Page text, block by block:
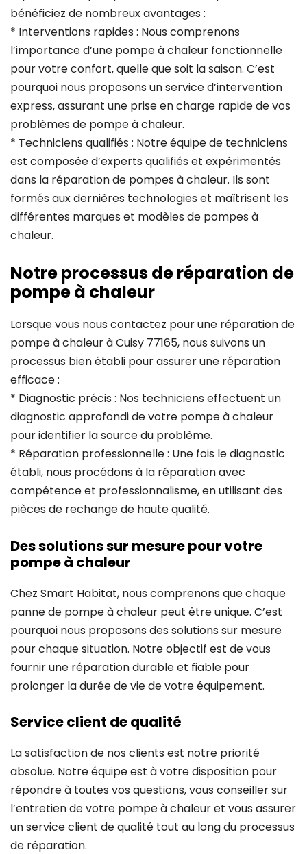
bénéficiez de nombreux avantages :
* Interventions rapides : Nous comprenons
l’importance d’une pompe à chaleur fonctionnelle
pour votre confort, quelle que soit la saison. C’est
pourquoi nous proposons un service d’intervention
express, assurant une prise en charge rapide de vos
problèmes de pompe à chaleur.
* Techniciens qualifiés : Notre équipe de techniciens
est composée d’experts qualifiés et expérimentés
dans la réparation de pompes à chaleur. Ils sont
formés aux dernières technologies et maîtrisent les
différentes marques et modèles de pompes à
chaleur.
Notre processus de réparation de
pompe à chaleur
Lorsque vous nous contactez pour une réparation de
pompe à chaleur à Cuisy 77165, nous suivons un
processus bien établi pour assurer une réparation
efficace :
* Diagnostic précis : Nos techniciens effectuent un
diagnostic approfondi de votre pompe à chaleur
pour identifier la source du problème.
* Réparation professionnelle : Une fois le diagnostic
établi, nous procédons à la réparation avec
compétence et professionnalisme, en utilisant des
pièces de rechange de haute qualité.
Des solutions sur mesure pour votre
pompe à chaleur
Chez Smart Habitat, nous comprenons que chaque
panne de pompe à chaleur peut être unique. C’est
pourquoi nous proposons des solutions sur mesure
pour chaque situation. Notre objectif est de vous
fournir une réparation durable et fiable pour
prolonger la durée de vie de votre équipement.
Service client de qualité
La satisfaction de nos clients est notre priorité
absolue. Notre équipe est à votre disposition pour
répondre à toutes vos questions, vous conseiller sur
l’entretien de votre pompe à chaleur et vous assurer
un service client de qualité tout au long du processus
de réparation.